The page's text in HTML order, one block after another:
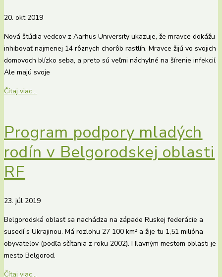
20. okt 2019
Nová štúdia vedcov z Aarhus University ukazuje, že mravce dokážu
inhibovať najmenej 14 rôznych chorôb rastlín. Mravce žijú vo svojich
domovoch blízko seba, a preto sú veľmi náchylné na šírenie infekcií.
Ale majú svoje
Čítaj viac...
Program podpory mladých
rodín v Belgorodskej oblasti
RF
23. júl 2019
Belgorodská oblasť sa nachádza na západe Ruskej federácie a
susedí s Ukrajinou. Má rozlohu 27 100 km² a žije tu 1,51 milióna
obyvateľov (podľa sčítania z roku 2002). Hlavným mestom oblasti je
mesto Belgorod.
Čítaj viac...